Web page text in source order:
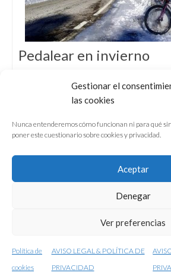
Gestionar el
las cookies
Nunca entenderemos cómo funcionan ni para qué
poner este cuestionario sobre cookies y privacidad.
Aceptar
Denegar
Ver preferencias
Política de
cookies
AVISO LEGAL & POLÍTICA DE
PRIVACIDAD
Pedalear en invierno
el frío en las salidas invernales
ropa, calzado, hidratación y
precauciones.
VÍDEOS & REPORTAJES TV
© 2001-2026 conunparderuedas